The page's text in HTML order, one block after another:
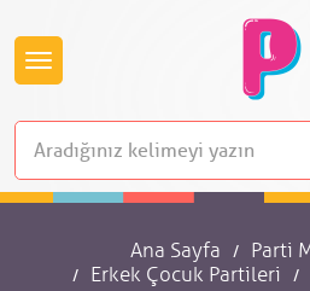
Ana Sayfa
Parti
Erkek Çocuk Partileri